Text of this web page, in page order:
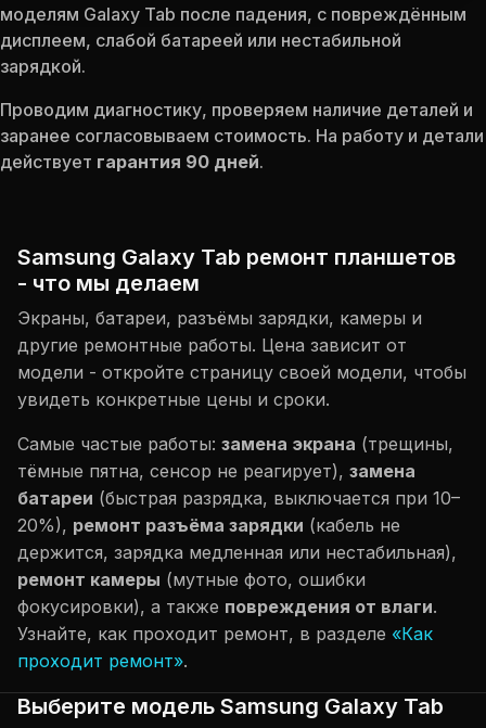
моделям Galaxy Tab после падения, с повреждённым
дисплеем, слабой батареей или нестабильной
зарядкой.
Проводим диагностику, проверяем наличие деталей и
заранее согласовываем стоимость. На работу и детали
действует гарантия 90 дней.
Samsung Galaxy Tab ремонт планшетов
- что мы делаем
Экраны, батареи, разъёмы зарядки, камеры и
другие ремонтные работы. Цена зависит от
модели - откройте страницу своей модели, чтобы
увидеть конкретные цены и сроки.
Самые частые работы: замена экрана (трещины,
тёмные пятна, сенсор не реагирует), замена
батареи (быстрая разрядка, выключается при 10–
20%), ремонт разъёма зарядки (кабель не
держится, зарядка медленная или нестабильная),
ремонт камеры (мутные фото, ошибки
фокусировки), а также повреждения от влаги.
Узнайте, как проходит ремонт, в разделе «Как
проходит ремонт».
Выберите модель Samsung Galaxy Tab